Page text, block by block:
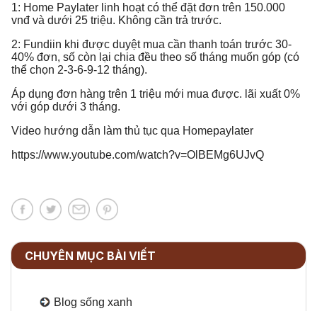
CHUYÊN MỤC BÀI VIẾT
Blog sống xanh
1: Home Paylater linh hoạt có thể đặt đơn trên 150.000
vnđ và dưới 25 triệu. Không cần trả trước.
2: Fundiin khi được duyệt mua cần thanh toán trước 30-
40% đơn, số còn lại chia đều theo số tháng muốn góp (có
thể chọn 2-3-6-9-12 tháng).
Áp dụng đơn hàng trên 1 triệu mới mua được. lãi xuất 0%
với góp dưới 3 tháng.
Video hướng dẫn làm thủ tục qua Homepaylater
https://www.youtube.com/watch?v=OlBEMg6UJvQ